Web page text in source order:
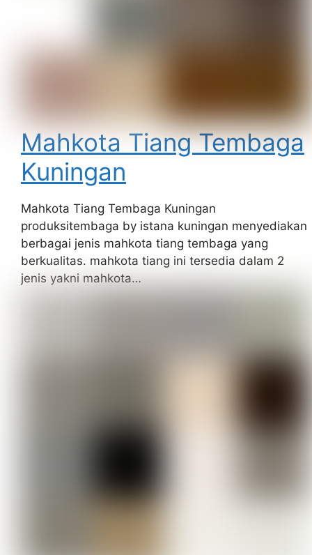
Mahkota Tiang Tembaga
Kuningan
Mahkota Tiang Tembaga Kuningan
produksitembaga by istana kuningan menyediakan
berbagai jenis mahkota tiang tembaga yang
berkualitas. mahkota tiang ini tersedia dalam 2
jenis yakni mahkota…